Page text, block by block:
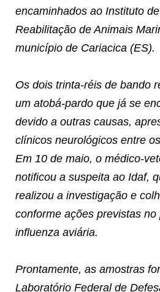
encaminhados ao Instituto
Reabilitação de Animais
município de Cariacica (ES).
Os dois trinta-réis de bando
um atobá-pardo que já se
devido a outras causas,
clínicos neurológicos entre
Em 10 de maio, o médico-
notificou a suspeita ao Idaf,
realizou a investigação e
conforme ações previstas
influenza aviária.
Prontamente, as amostras
Laboratório Federal de